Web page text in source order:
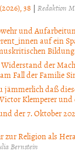
38 |Redaktion
und
auf ein
Widerstand der
Fall der Familie
jämmerlich daß
Klemperer
der 7. Oktober
zur Religion als
Bernstein